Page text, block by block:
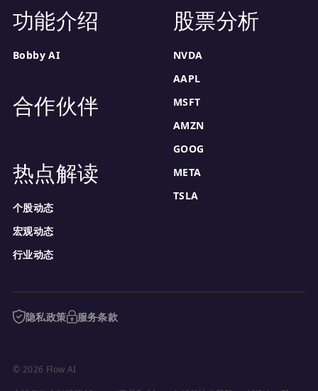
功能介绍
Bobby AI
合作伙伴
热点解读
个股动态
宏观动态
行业动态
股票分析
NVDA
AAPL
MSFT
AMZN
GOOG
META
TSLA
隐私政策 服务条款
© 2026 Flow AI